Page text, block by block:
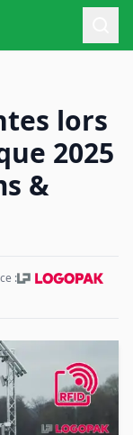
lors
2025
&
: